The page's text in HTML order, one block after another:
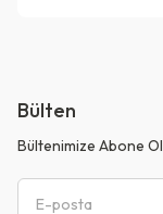
Bülten
Bültenimize Abone Ol